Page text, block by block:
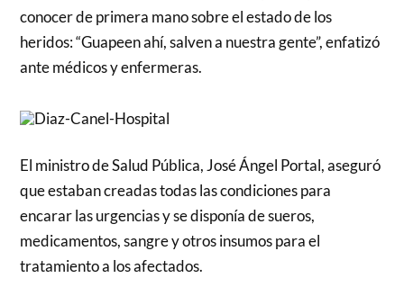
conocer de primera mano sobre el estado de los
heridos: “Guapeen ahí, salven a nuestra gente”, enfatizó
ante médicos y enfermeras.
El ministro de Salud Pública, José Ángel Portal, aseguró
que estaban creadas todas las condiciones para
encarar las urgencias y se disponía de sueros,
medicamentos, sangre y otros insumos para el
tratamiento a los afectados.